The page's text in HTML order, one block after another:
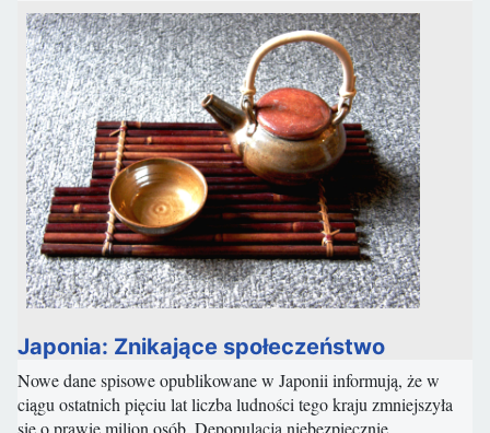
Japonia: Znikające społeczeństwo
Nowe dane spisowe opublikowane w Japonii informują, że w
ciągu ostatnich pięciu lat liczba ludności tego kraju zmniejszyła
się o prawie milion osób. Depopulacja niebezpiecznie